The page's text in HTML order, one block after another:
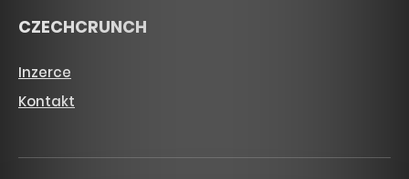
CZECHCRUNCH
Inzerce
Kontakt